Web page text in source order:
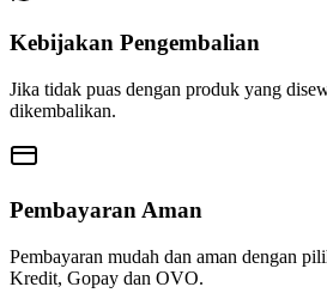
Kebijakan Pengembalian
Jika tidak puas dengan produk yang
dikembalikan.
Pembayaran Aman
Pembayaran mudah dan aman dengan
Kredit, Gopay dan OVO.